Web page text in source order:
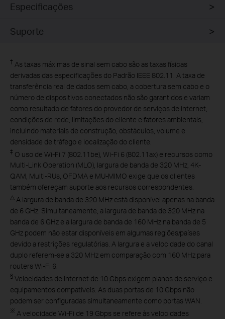
intrusão
Especificações
Suporte
† As taxas máximas de sinal sem cabo são as taxas físicas
derivadas das especificações do Padrão IEEE 802.11. A taxa de
transferência real de dados sem cabo, a cobertura sem cabo e o
número de dispositivos conectados não são garantidos e variam
como resultado de fatores do provedor de serviços de internet,
condições de rede, limitações do cliente e fatores ambientais,
incluindo materiais de construção, obstáculos, volume e
densidade de tráfego e localização do cliente.
‡ O uso de Wi-Fi 7 (802.11be), Wi-Fi 6 (802.11ax) e recursos como
Multi-Link Operation (MLO), largura de banda de 320 MHz, 4K-
QAM, Multi-RUs, OFDMA e MU-MIMO exige que os clientes
também ofereçam suporte aos recursos correspondentes.
△ A largura de banda de 320 MHz está disponível apenas na banda
de 6 GHz. Simultaneamente, a largura de banda de 320 MHz na
banda de 6 GHz e a largura de banda de 160 MHz na banda de 5
GHz podem não estar disponíveis em algumas regiões/países
devido a restrições regulatórias. A largura e a velocidade do canal
duplo referem-se a 320 MHz em comparação com 160 MHz para
routers Wi-Fi 6.
§ Velocidades de internet de 10 Gbps exigem planos de serviço e
equipamentos compatíveis. As duas portas de 10 Gbps não
podem ser configuradas simultaneamente como portas WAN.
※ A velocidade Wi-Fi de 19 Gbps se refere às velocidades